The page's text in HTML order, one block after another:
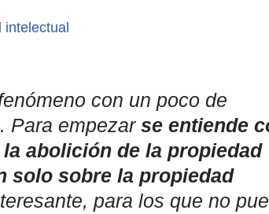
intelectual
con un poco de
Para empezarse entiende
abolición de la propiedad
solo sobre la propiedad
para los que no